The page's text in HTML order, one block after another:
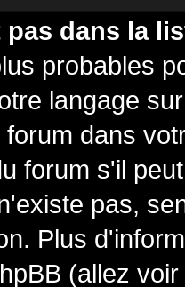
pas dans la
probables
langage
dans
forum s'il
pas,
Plus
(allez